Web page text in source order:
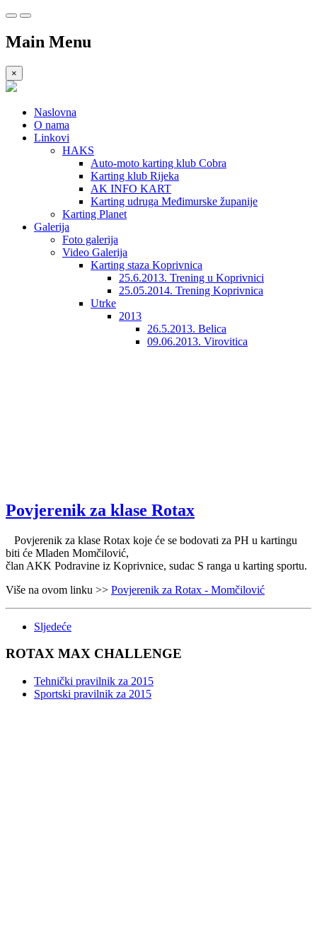
Main Menu
×
Naslovna
O nama
Linkovi
HAKS
Auto-moto karting klub Cobra
Karting klub Rijeka
AK INFO KART
Karting udruga Međimurske županije
Karting Planet
Galerija
Foto galerija
Video Galerija
Karting staza Koprivnica
25.6.2013. Trening u Koprivnici
25.05.2014. Trening Koprivnica
Utrke
2013
26.5.2013. Belica
09.06.2013. Virovitica
Povjerenik za klase Rotax
Povjerenik za klase Rotax koje će se bodovati za PH u kartingu
biti će Mladen Momčilović,
član AKK Podravine iz Koprivnice, sudac S ranga u karting sportu.
Više na ovom linku >> Povjerenik za Rotax - Momčilović
Sljedeće
ROTAX MAX CHALLENGE
Tehnički pravilnik za 2015
Sportski pravilnik za 2015